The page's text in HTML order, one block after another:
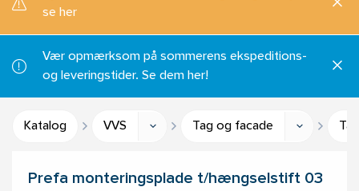
se her
Vær opmærksom på sommerens ekspeditions-
og leveringstider. Se dem her!
Katalog VVS Tag og facade
Prefa monteringsplade t/hængselstift 03